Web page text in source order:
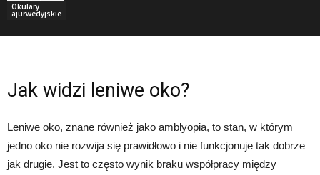
Okulary
ajurwedyjskie
Jak widzi leniwe oko?
Leniwe oko, znane również jako amblyopia, to stan, w którym
jedno oko nie rozwija się prawidłowo i nie funkcjonuje tak dobrze
jak drugie. Jest to często wynik braku współpracy między